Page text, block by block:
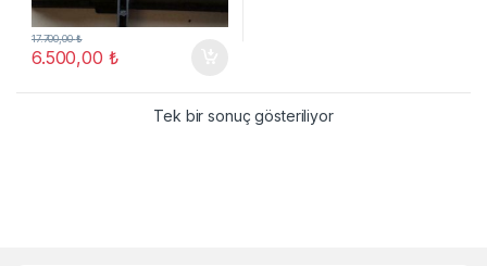
6.500,00 ₺
17.700,00₺
Tek bir sonuç gösteriliyor